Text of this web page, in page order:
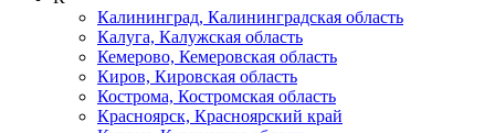
Калининград, Калининградская область
Калуга, Калужская область
Кемерово, Кемеровская область
Киров, Кировская область
Кострома, Костромская область
Красноярск, Красноярский край